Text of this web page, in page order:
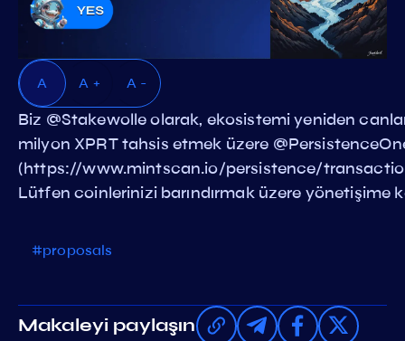
A A + A -
Biz @Stakewolle olarak, ekosistemi yeniden
milyon XPRT tahsis etmek üzere
(https://www.mintscan.io/persistence/
Lütfen coinlerinizi barındırmak üzere yönetişime
#proposals
Makaleyi paylaşın